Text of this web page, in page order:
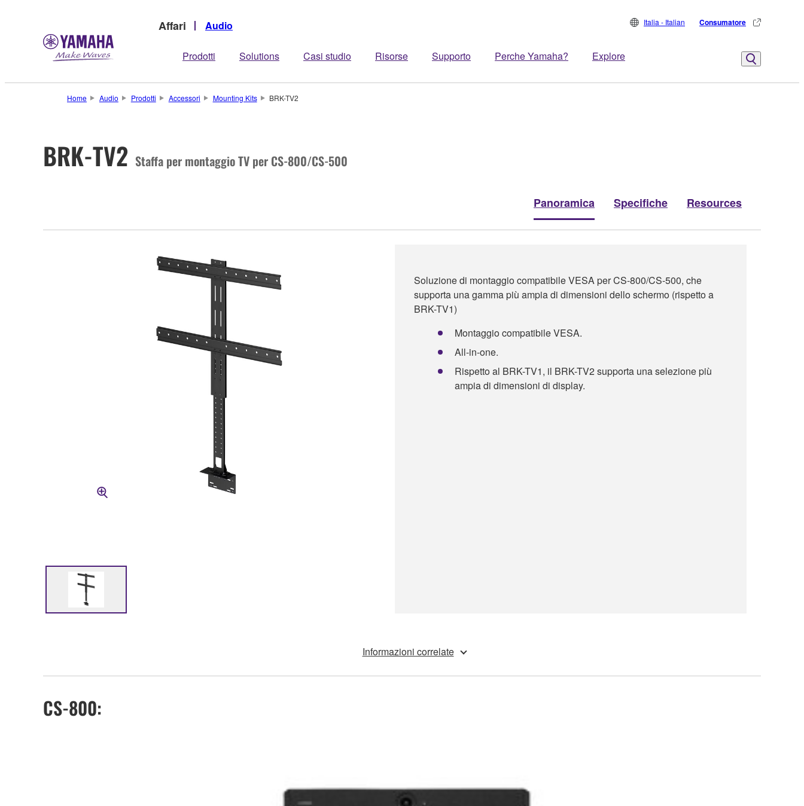
Affari Audio
Prodotti Solutions Casi studio Risorse Supporto Perche Yamaha? Explore
Italia - Italian Consumatore
Home Audio Prodotti Accessori Mounting Kits BRK-TV2
BRK-TV2 Staffa per montaggio TV per CS-800/CS-500
Panoramica Specifiche Resources
Soluzione di montaggio compatibile VESA per CS-800/CS-500, che
supporta una gamma più ampia di dimensioni dello schermo (rispetto a
BRK-TV1)
Montaggio compatibile VESA.
All-in-one.
Rispetto al BRK-TV1, il BRK-TV2 supporta una selezione più
ampia di dimensioni di display.
Informazioni correlate
CS-800: